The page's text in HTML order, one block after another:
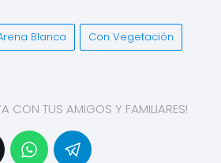
Blanca Con Vegetación
CON TUS AMIGOS Y FAMILIARES!